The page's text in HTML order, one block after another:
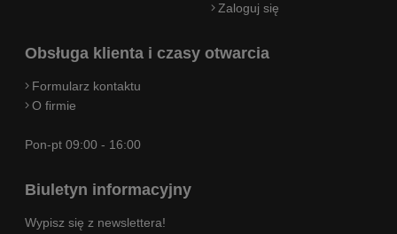
Zaloguj się
Obsługa klienta i czasy otwarcia
Formularz kontaktu
O firmie
Pon-pt 09:00 - 16:00
Biuletyn informacyjny
Wypisz się z newslettera!